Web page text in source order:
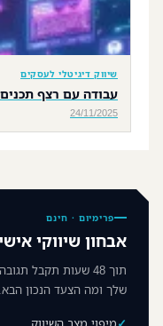
שיווק דיגיטלי לעסקים
עבודה עם רצף
24/11/2025
פרימיום · חינם
אבחון שיווקי
תוך 48 שעות תקבל
שלך ומה הצעד הנכון הבא.